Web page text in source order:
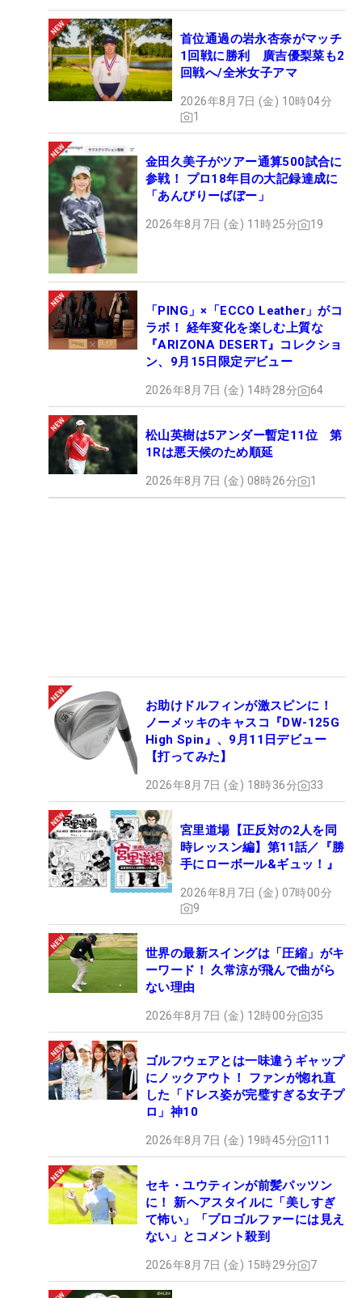
首位通過の岩永杏奈がマッチ
1回戦に勝利 廣吉優梨菜も2
回戦へ/全米女子アマ
2026年8月7日 (金) 10時04分
1
金田久美子がツアー通算500試合に
参戦！ プロ18年目の大記録達成に
「あんびりーばぼー」
2026年8月7日 (金) 11時25分 19
「PING」×「ECCO Leather」がコ
ラボ！ 経年変化を楽しむ上質な
『ARIZONA DESERT』コレクショ
ン、9月15日限定デビュー
2026年8月7日 (金) 14時28分 64
松山英樹は5アンダー暫定11位 第
1Rは悪天候のため順延
2026年8月7日 (金) 08時26分 1
お助けドルフィンが激スピンに！
ノーメッキのキャスコ『DW-125G
High Spin』、9月11日デビュー
【打ってみた】
2026年8月7日 (金) 18時36分 33
宮里道場【正反対の2人を同
時レッスン編】第11話／『勝
手にローボール&ギュッ！』
2026年8月7日 (金) 07時00分
9
世界の最新スイングは「圧縮」がキ
ーワード！ 久常涼が飛んで曲がら
ない理由
2026年8月7日 (金) 12時00分 35
ゴルフウェアとは一味違うギャップ
にノックアウト！ ファンが惚れ直
した「ドレス姿が完璧すぎる女子プ
ロ」神10
2026年8月7日 (金) 19時45分 111
セキ・ユウティンが前髪パッツン
に！ 新ヘアスタイルに「美しすぎ
て怖い」「プロゴルファーには見え
ない」とコメント殺到
2026年8月7日 (金) 15時29分 7